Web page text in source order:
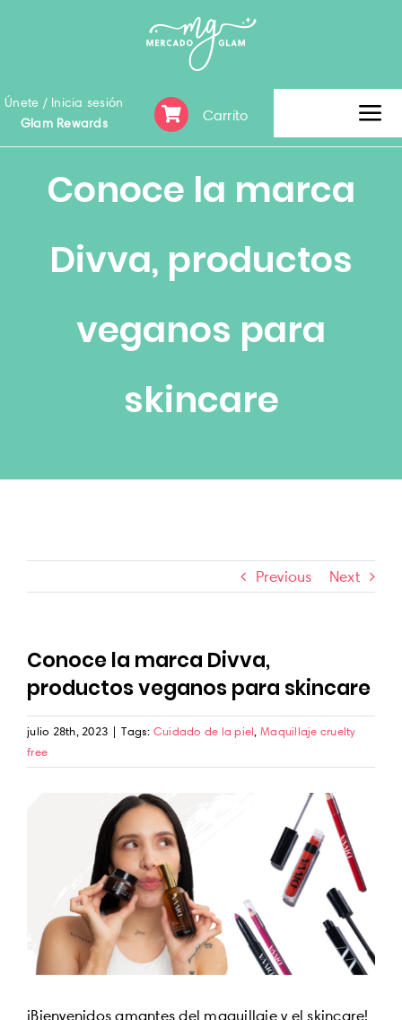
Únete / Inicia sesión
Glam Rewards
Carrito
Conoce la marca
Divva, productos
veganos para
skincare
Previous Next
Conoce la marca Divva,
productos veganos para skincare
julio 28th, 2023 | Tags: Cuidado de la piel Maquillaje cruelty
free
¡Bienvenidos amantes del maquillaje y el skincare!